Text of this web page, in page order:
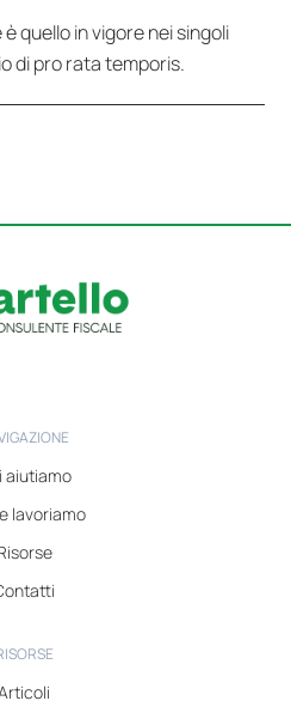
quello in vigore nei singoli
di pro rata temporis.
aiutiamo
lavoriamo